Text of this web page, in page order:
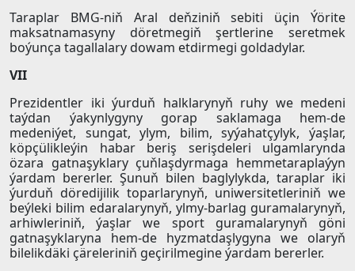
Taraplar BMG-niň Aral deňziniň sebiti üçin Ýörite
maksatnamasyny döretmegiň şertlerine seretmek
boýunça tagallalary dowam etdirmegi goldadylar.
VII
Prezidentler iki ýurduň halklarynyň ruhy we medeni
taýdan ýakynlygyny gorap saklamaga hem-de
medeniýet, sungat, ylym, bilim, syýahatçylyk, ýaşlar,
köpçülikleýin habar beriş serişdeleri ulgamlarynda
özara gatnaşyklary çuňlaşdyrmaga hemmetaraplaýyn
ýardam bererler. Şunuň bilen baglylykda, taraplar iki
ýurduň döredijilik toparlarynyň, uniwersitetleriniň we
beýleki bilim edaralarynyň, ylmy-barlag guramalarynyň,
arhiwleriniň, ýaşlar we sport guramalarynyň göni
gatnaşyklaryna hem-de hyzmatdaşlygyna we olaryň
bilelikdäki çäreleriniň geçirilmegine ýardam bererler.